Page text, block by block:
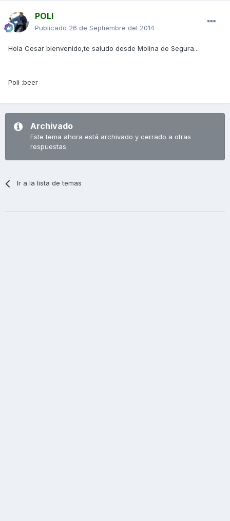
POLI
Publicado 26 de Septiembre del 2014
Hola Cesar bienvenido,te saludo desde Molina de Segura...
Poli :beer
Archivado
Este tema ahora está archivado y cerrado a otras
respuestas.
Ir a la lista de temas